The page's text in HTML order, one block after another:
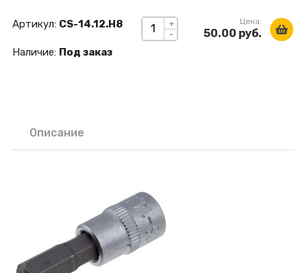
+
-
Цена:
50.00 руб.
Артикул: CS-14.12.Н8
Наличие: Под заказ
Описание